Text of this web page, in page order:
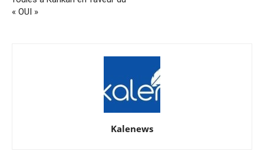
« OUI »
Kalenews